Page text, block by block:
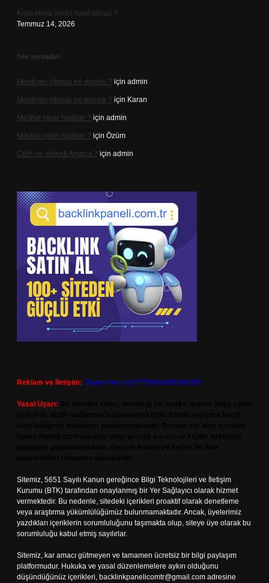
Kışın klima modu nasıl olmalı ?
Temmuz 14, 2026
Son yorumlar
Merdiven çıkmak ne demek ? için admin
Merdiven çıkmak ne demek ? için Karan
Mechul nedir hadiste ? için admin
Mechul nedir hadiste ? için Özüm
Cerh ne demek Arapça ? için admin
Reklam ve İletişim: Skype: live:.cid.575569c608265c69
Yasal Uyarı:
Sitemiz, 5651 Sayılı Kanun gereğince Bilgi Teknolojileri ve İletişim
Kurumu (BTK) tarafından onaylanmış bir Yer Sağlayıcı olarak hizmet
vermektedir. Bu nedenle, sitedeki içerikleri proaktif olarak denetleme
veya araştırma yükümlülüğümüz bulunmamaktadır. Ancak, üyelerimiz
yazdıkları içeriklerin sorumluluğunu taşımakta olup, siteye üye olarak bu
sorumluluğu kabul etmiş sayılırlar.
Sitemiz, kar amacı gütmeyen ve tamamen ücretsiz bir bilgi paylaşım
platformudur. Hukuka ve yasal düzenlemelere aykırı olduğunu
düşündüğünüz içerikleri, backlinkpanelicomtr@gmail.com adresine